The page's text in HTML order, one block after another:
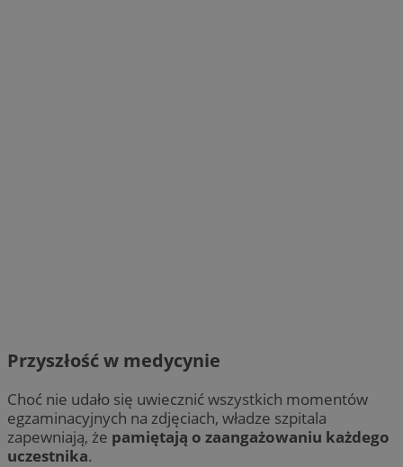
Przyszłość w medycynie
Choć nie udało się uwiecznić wszystkich momentów
egzaminacyjnych na zdjęciach, władze szpitala
zapewniają, że pamiętają o zaangażowaniu każdego
uczestnika.